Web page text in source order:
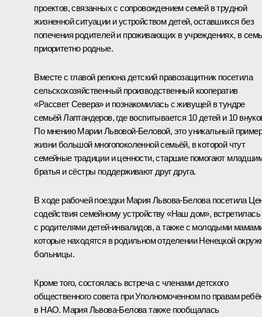
проектов, связанных с сопровождением семей в трудной
жизненной ситуации и устройством детей, оставшихся без
попечения родителей и проживающих в учреждениях, в
приоритетно родные.
Вместе с главой региона детский правозащитник посетила
сельскохозяйственный производственный кооператив
«Рассвет Севера» и познакомилась с живущей в тундре
семьёй Лаптандеров, где воспитывается 10 детей и 10
По мнению Марии Львовой-Беловой, это уникальный пример
жизни большой многопоколенной семьёй, в которой чтут
семейные традиции и ценности, старшие помогают
братья и сёстры поддерживают друг друга.
В ходе рабочей поездки Мария Львова-Беловапосетила
содействия семейному устройству «Наш дом», встретилась
с родителями детей-инвалидов, а также с молодыми
которые находятся в родильном отделении Ненецкой
больницы.
Кроме того, состоялась встреча с членами детского
общественного совета при Уполномоченном по правам
в НАО. Мария Львова-Белова также пообщалась